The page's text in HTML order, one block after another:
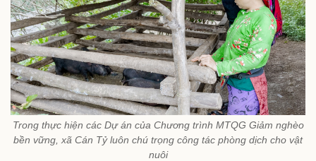
Trong thực hiện các Dự án của Chương trình MTQG Giảm nghèo
bền vững, xã Cán Tỷ luôn chú trọng công tác phòng dịch cho vật
nuôi